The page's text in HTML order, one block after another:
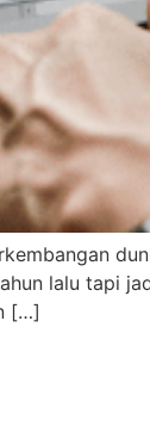
lalu tapi
[…]